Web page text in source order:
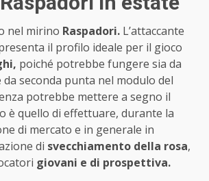
nel mirino Raspadori. L’attaccante
il profilo ideale per il gioco
poiché potrebbe fungere sia da
seconda punta nel modulo del
potrebbe mettere a segno il
è quello di effettuare, durante la
di mercato e in generale in
di svecchiamento della rosa,
giovani e di prospettiva.